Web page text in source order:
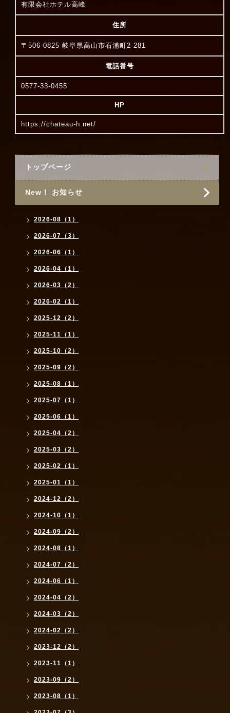
有限会社ホテル高峰
住所
〒506-0825 岐阜県高山市石浦町2-281
電話番号
0577-33-0455
HP
https://chateau-h.net/
トップページ
New！ お知らせ
2026-08（1）
2026-07（3）
2026-06（1）
2026-04（1）
2026-03（2）
2026-02（1）
2025-12（2）
2025-11（1）
2025-10（2）
2025-09（2）
2025-08（1）
2025-07（1）
2025-06（1）
2025-04（2）
2025-03（2）
2025-02（1）
2025-01（1）
2024-12（2）
2024-10（1）
2024-09（2）
2024-08（1）
2024-07（2）
2024-06（1）
2024-04（2）
2024-03（2）
2024-02（2）
2023-12（2）
2023-11（1）
2023-09（2）
2023-08（1）